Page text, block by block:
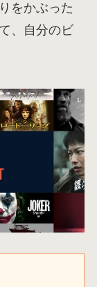
をかぶった
、自分のビ